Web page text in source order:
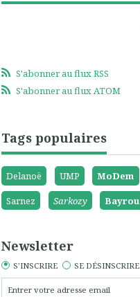
S'abonner au flux RSS
S'abonner au flux ATOM
Tags populaires
Delanoë UMP MoDem
Sarnez
Sarkozy Bayrou
Newsletter
S'INSCRIRE SE DÉSINSCRIRE